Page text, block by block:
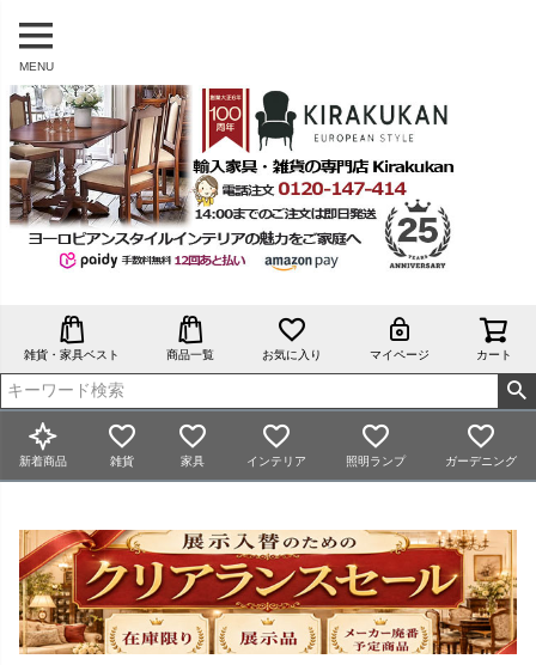
MENU
雑貨・家具ベスト 商品一覧 お気に入り マイページ カート
新着商品 雑貨 家具 インテリア 照明ランプ ガーデニング